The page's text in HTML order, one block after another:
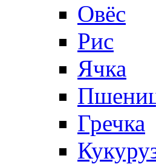
Овёс
Рис
Ячка
Гречка